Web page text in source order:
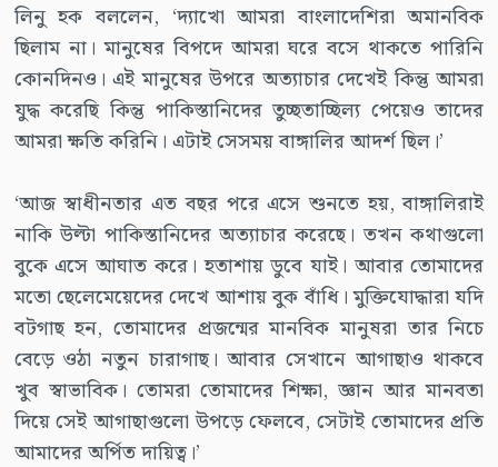
লিনু হক বললেন, ‘দ্যাখো আমরা বাংলাদেশিরা অমানবিক
ছিলাম না। মানুষের বিপদে আমরা ঘরে বসে থাকতে পারিনি
কোনদিনও। এই মানুষের উপরে অত্যাচার দেখেই কিন্তু আমরা
যুদ্ধ করেছি কিন্তু পাকিস্তানিদের তুচ্ছতাচ্ছিল্য পেয়েও তাদের
আমরা ক্ষতি করিনি। এটাই সেসময় বাঙ্গালির আদর্শ ছিল।’
‘আজ স্বাধীনতার এত বছর পরে এসে শুনতে হয়, বাঙ্গালিরাই
নাকি উল্টা পাকিস্তানিদের অত্যাচার করেছে। তখন কথাগুলো
বুকে এসে আঘাত করে। হতাশায় ডুবে যাই। আবার তোমাদের
মতো ছেলেমেয়েদের দেখে আশায় বুক বাঁধি। মুক্তিযোদ্ধারা যদি
বটগাছ হন, তোমাদের প্রজন্মের মানবিক মানুষরা তার নিচে
বেড়ে ওঠা নতুন চারাগাছ। আবার সেখানে আগাছাও থাকবে
খুব স্বাভাবিক। তোমরা তোমাদের শিক্ষা, জ্ঞান আর মানবতা
দিয়ে সেই আগাছাগুলো উপড়ে ফেলবে, সেটাই তোমাদের প্রতি
আমাদের অর্পিত দায়িত্ব।’